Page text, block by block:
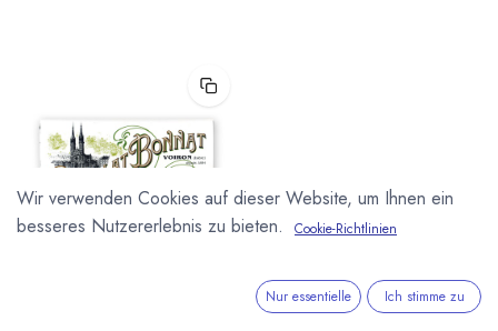
Wir verwenden Cookies auf dieser Website, um Ihnen ein
besseres Nutzererlebnis zu bieten.
Cookie-Richtlinien
Nur essentielle Ich stimme zu